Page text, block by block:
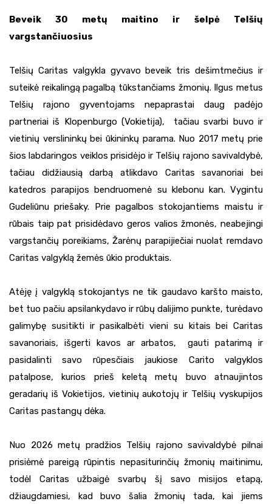
Beveik 30 metų maitino ir šelpė Telšių
vargstančiuosius
Telšių Caritas valgykla gyvavo beveik tris dešimtmečius ir
suteikė reikalingą pagalbą tūkstančiams žmonių. Ilgus metus
Telšių rajono gyventojams nepaprastai daug padėjo
partneriai iš Klopenburgo (Vokietija), tačiau svarbi buvo ir
vietinių verslininkų bei ūkininkų parama. Nuo 2017 metų prie
šios labdaringos veiklos prisidėjo ir Telšių rajono savivaldybė,
tačiau didžiausią darbą atlikdavo Caritas savanoriai bei
katedros parapijos bendruomenė su klebonu kan. Vygintu
Gudeliūnu priešaky. Prie pagalbos stokojantiems maistu ir
rūbais taip pat prisidėdavo geros valios žmonės, neabejingi
vargstančių poreikiams, Žarėnų parapijiečiai nuolat remdavo
Caritas valgyklą žemės ūkio produktais.
Atėję į valgyklą stokojantys ne tik gaudavo karšto maisto,
bet tuo pačiu apsilankydavo ir rūbų dalijimo punkte, turėdavo
galimybę susitikti ir pasikalbėti vieni su kitais bei Caritas
savanoriais, išgerti kavos ar arbatos, gauti patarimą ir
pasidalinti savo rūpesčiais jaukiose Carito valgyklos
patalpose, kurios prieš keletą metų buvo atnaujintos
geradarių iš Vokietijos, vietinių aukotojų ir Telšių vyskupijos
Caritas pastangų dėka.
Nuo 2026 metų pradžios Telšių rajono savivaldybė pilnai
prisiėmė pareigą rūpintis nepasiturinčių žmonių maitinimu,
todėl Caritas užbaigė svarbų šį savo misijos etapą,
džiaugdamiesi, kad buvo šalia žmonių tada, kai jiems